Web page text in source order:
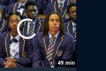
49 min